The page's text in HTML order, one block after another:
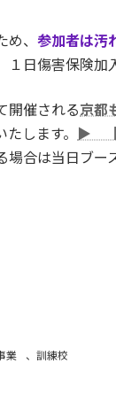
、 参加者は汚
日傷害保険加
開催される京都
ます。
▶ 【
合は当日ブー
業 、 訓練校